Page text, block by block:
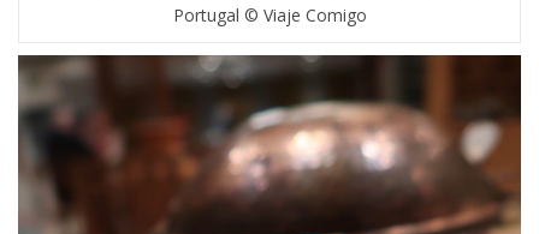
Portugal © Viaje Comigo